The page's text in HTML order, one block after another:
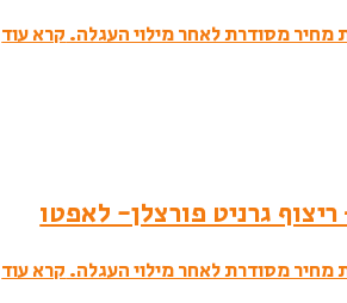
מחיר מסודרת לאחר מילוי העגלה.קרא עוד
מחיר מסודרת לאחר מילוי העגלה. קרא עוד